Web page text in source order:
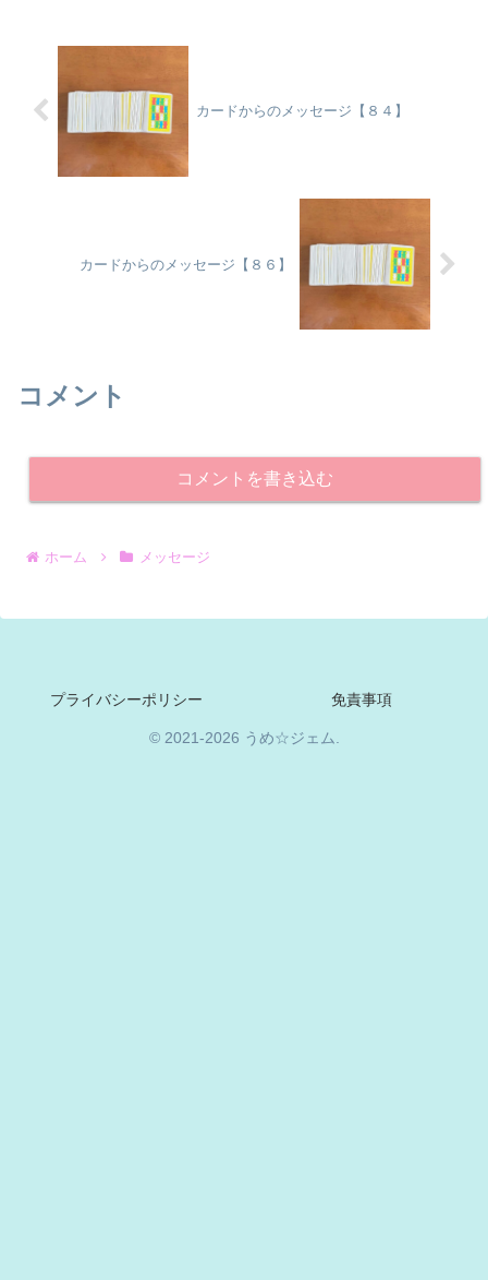
カードからのメッセージ【８４】
カードからのメッセージ【８６】
コメント
コメントを書き込む
ホーム メッセージ
プライバシーポリシー 免責事項
© 2021-2026 うめ☆ジェム.